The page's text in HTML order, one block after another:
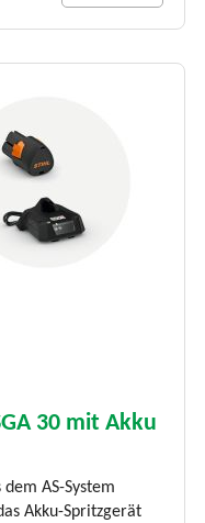
30 mit Akku
AS-System
Akku-Spritzgerät